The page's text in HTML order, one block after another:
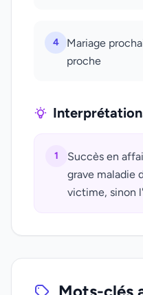
4
Mariage
proche
1
Succès en
grave maladie
victime, sinon